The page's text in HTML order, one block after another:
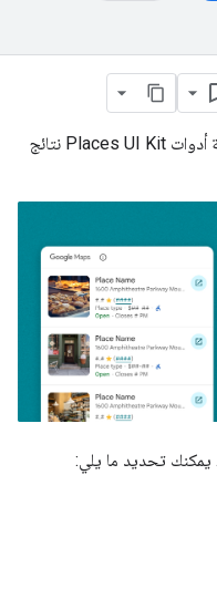
يعرض مكوّن "البحث عن الأماكن" في حزمة أدوات Places UI Kit نتائج
تحديد ما يلي: